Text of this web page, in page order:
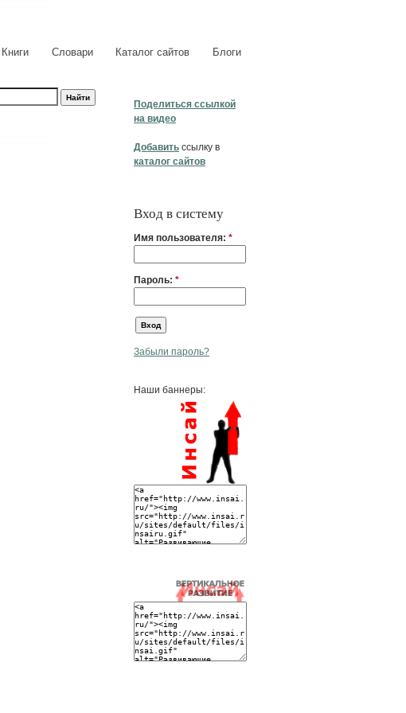
Книги Словари Каталог сайтов Блоги
Поделиться ссылкой
на видео
Добавить ссылку в
каталог сайтов
Вход в систему
Имя пользователя: *
Пароль: *
Забыли пароль?
Наши баннеры: